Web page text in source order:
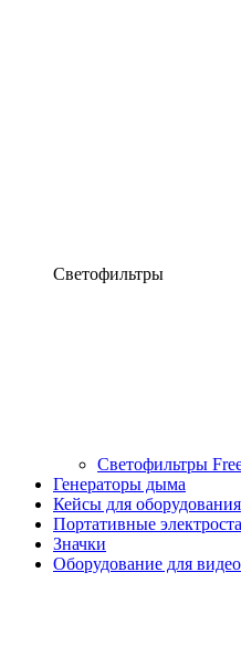
Светофильтры
Светофильтры
Генераторы дыма
Кейсы для оборудования
Портативные
Значки
Оборудование для